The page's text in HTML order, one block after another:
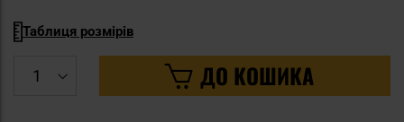
Таблиця розмірів
ДО КОШИКА